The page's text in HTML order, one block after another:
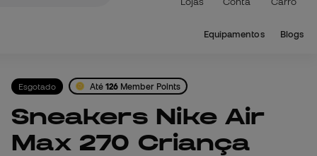
Equipamentos Blogs
Esgotado Até 126 Member Points
Sneakers Nike Air
Max 270 Criança